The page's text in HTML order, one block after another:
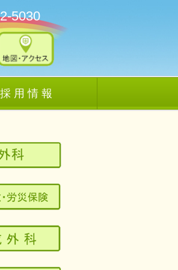
5030
用 情 報